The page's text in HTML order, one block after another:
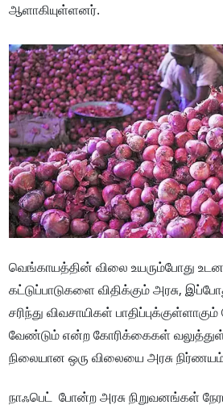
ஆளாகியுள்ளனர்.
வெங்காயத்தின் விலை உயரும்போது
கட்டுப்பாடுகளை விதிக்கும் அரசு,
சரிந்து விவசாயிகள்
வேண்டும் என்ற கோரிக்கைகள்
நிலையான ஒரு விலையை அரசு
நாஃபெட் போன்ற அரசு நிறுவனங்கள்